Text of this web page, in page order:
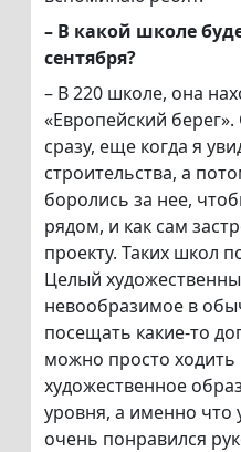
– В какой школе
сентября?
– В 220 школе, она
«Европейский
сразу, еще когда я
строительства, а
боролись за нее,
рядом, и как сам
проекту. Таких школ
Целый
невообразимое в
посещать какие-то
можно просто ходить
художественное
уровня, а именно что
очень понравился